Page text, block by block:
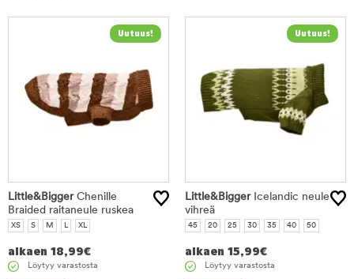
Little&BiggerChenille
Braided raitaneule ruskea
XS S M L XL
alkaen 18,99€
Löytyy varastosta
Little&BiggerIcelandic neule
vihreä
45 20 25 30 35 40 50
alkaen 15,99€
Löytyy varastosta